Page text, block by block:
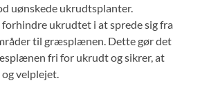
uønskede ukrudtsplanter.
ukrudtet i at sprede sig fra
til græsplænen. Dette gør det
fri for ukrudt og sikrer, at
velplejet.